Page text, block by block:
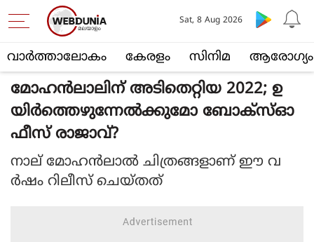
വാര്‍ത്താലോകം കേരളം സിനിമ ആരോഗ്യം
Sat, 8 Aug 2026
മോഹന്‍ലാലിന് അടിതെറ്റിയ 2022; ഉ
യിര്‍ത്തെഴുന്നേല്‍ക്കുമോ ബോക്‌സ്ഓ
ഫീസ് രാജാവ്?
നാല് മോഹന്‍ലാല്‍ ചിത്രങ്ങളാണ് ഈ വ
ര്‍ഷം റിലീസ് ചെയ്തത്